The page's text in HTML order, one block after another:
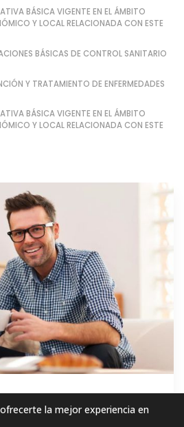
BÁSICA VIGENTE EN EL ÁMBITO
Y LOCAL RELACIONADA CON ESTE
BÁSICAS DE CONTROL SANITARIO
Y TRATAMIENTO DE ENFERMEDADES
BÁSICA VIGENTE EN EL ÁMBITO
Y LOCAL RELACIONADA CON ESTE
GRATISla mejor experiencia en